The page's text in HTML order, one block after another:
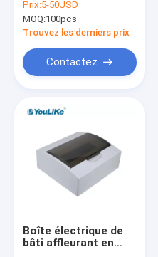
support de surface
de boîte de DB de 18
manières
Prix:5-50USD
MOQ:100pcs
Trouvez les derniers prix
Contactez
Boîte électrique de
bâti affleurant en